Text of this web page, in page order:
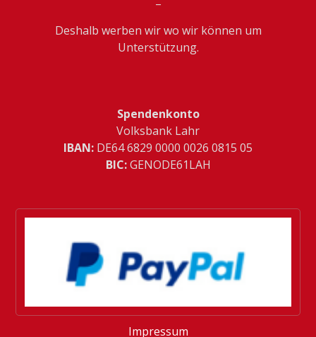
Deshalb werben wir wo wir können um
Unterstützung.
Spendenkonto
Volksbank Lahr
IBAN: ­DE64 6829 0000 0026 0815 05
BIC:GENODE61LAH
Impressum